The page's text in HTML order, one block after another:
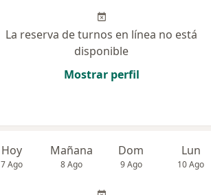
La reserva de turnos en línea no está
disponible
Mostrar perfil
Hoy
7 Ago
Mañana
8 Ago
Dom
9 Ago
Lun
10 Ago